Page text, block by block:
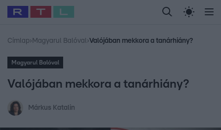
Legfrissebb RTL Híradó Randi Celeb vagyok,
Babits Marcella Most Wanted Gallusz
Címlap› Magyarul Balóval›Valójában mekkora a tanárhiány?
Magyarul Balóval
Valójában mekkora a tanárhiány?
Márkus Katalin